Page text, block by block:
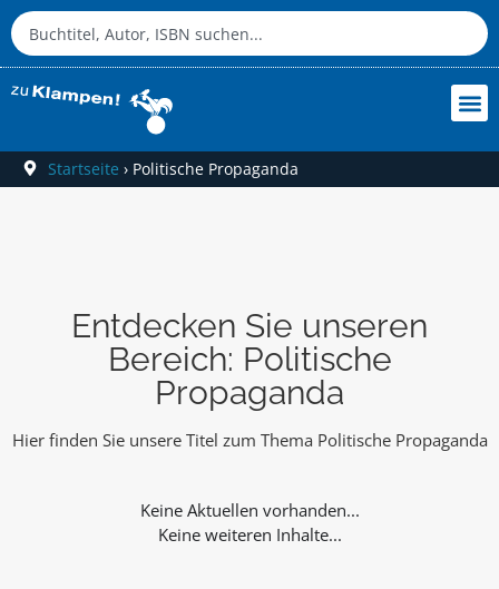
Startseite › Politische Propaganda
Entdecken Sie unseren
Bereich: Politische
Propaganda
Hier finden Sie unsere Titel zum Thema Politische Propaganda
Keine weiteren Inhalte...